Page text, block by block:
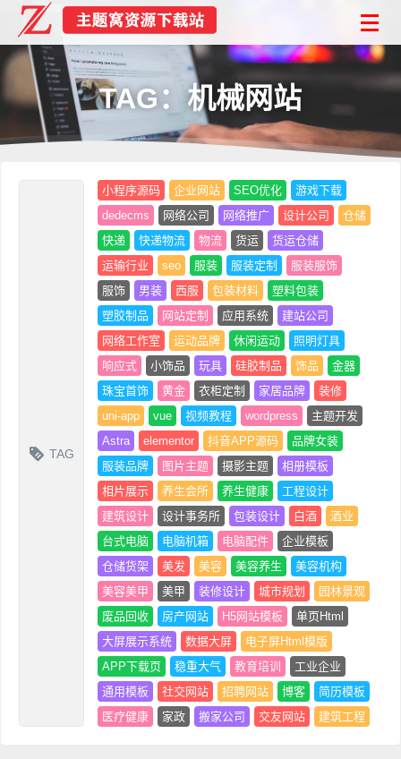
TAG：机械网站
TAG
小程序源码 企业网站 SEO优化
游戏下载
dedecms
网络公司 网络推广 设计公司
仓储
快递
快递物流 物流 货运
货运仓储
运输行业
seo 服装 服装定制
服装服饰
服饰
男装 西服 包装材料
塑料包装
塑胶制品
网站定制 应用系统
建站公司
网络工作室
运动品牌 休闲运动
照明灯具
响应式
小饰品 玩具 硅胶制品 饰品
金器
珠宝首饰
黄金 衣柜定制 家居品牌
装修
uni-app
vue 视频教程 wordpress
主题开发
Astra
elementor 抖音APP源码
品牌女装
服装品牌
图片主题 摄影主题
相册模板
相片展示
养生会所 养生健康
工程设计
建筑设计
设计事务所 包装设计 白酒
酒业
台式电脑
电脑机箱 电脑配件
企业模板
仓储货架
美发 美容 美容养生
美容机构
美容美甲
美甲 装修设计 城市规划
园林景观
废品回收
房产网站 H5网站模板
单页Html
大屏展示系统
数据大屏
电子屏Html模版
APP下载页
稳重大气 教育培训
工业企业
通用模板
社交网站 招聘网站 博客
简历模板
医疗健康
家政 搬家公司 交友网站 建筑工程